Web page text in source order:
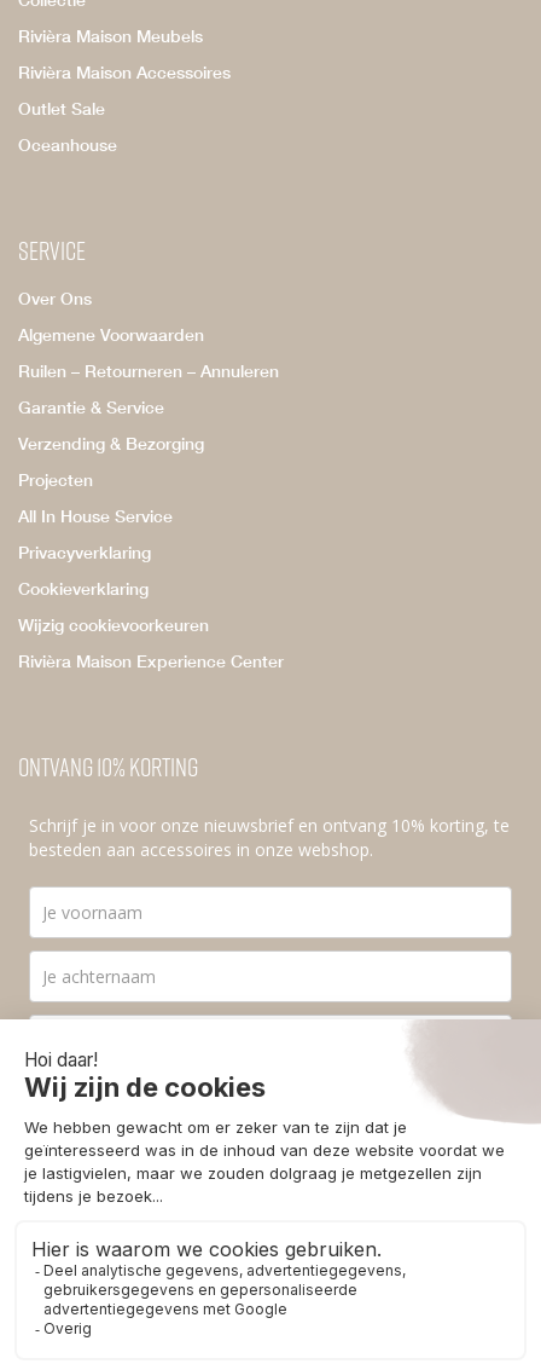
Rivièra Maison Meubels
Rivièra Maison Accessoires
Outlet Sale
Oceanhouse
Service
Over Ons
Algemene Voorwaarden
Ruilen – Retourneren – Annuleren
Garantie & Service
Verzending & Bezorging
Projecten
All In House Service
Privacyverklaring
Cookieverklaring
Wijzig cookievoorkeuren
Rivièra Maison Experience Center
Ontvang 10% korting
Schrijf je in voor onze nieuwsbrief en ontvang 10% korting, te
besteden aan accessoires in onze webshop.
Ik ga akkoord met deprivacyvoorwaarden
Aanmelden
© 2026 - Homestore Bergen